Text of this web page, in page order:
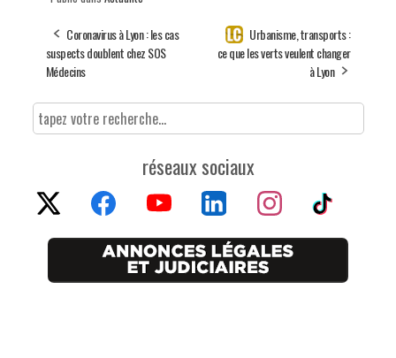
Coronavirus à Lyon : les cas
suspects doublent chez SOS
Médecins
Urbanisme, transports :
ce que les verts veulent changer
à Lyon
réseaux sociaux